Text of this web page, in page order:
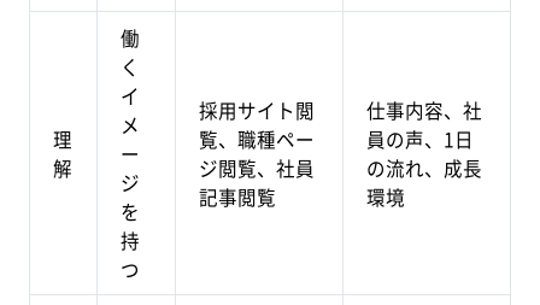
理
解
働
く
イ
メ
ー
ジ
を
持
つ
採用サイト閲
覧、職種ペー
ジ閲覧、社員
記事閲覧
仕事内容、社
員の声、1日
の流れ、成長
環境